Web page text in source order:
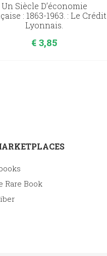
Un Siècle D’économie
: 1863-1963. : Le Crédit
Lyonnais.
€ 3,85
Rare Book